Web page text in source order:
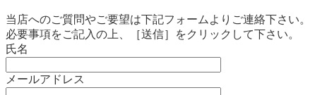
当店へのご質問やご要望は下記フォームよりご連絡下さい。
必要事項をご記入の上、［送信］をクリックして下さい。
氏名
メールアドレス